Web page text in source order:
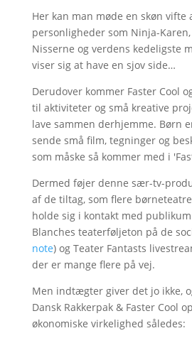
Her kan man møde en skøn vifte
personligheder som Ninja-
Nisserne og verdens kedeligste
viser sig at have en sjov side…
Derudover kommer Faster Cool
til aktiviteter og små kreative
lave sammen derhjemme. Børn
sende små film, tegninger og
som måske så kommer med i
Dermed føjer denne sær-tv-
af de tiltag, som flere
holde sig i kontakt med publikum
Blanches teaterføljeton på de
note) og Teater Fantasts
der er mange flere på vej.
Men indtægter giver det jo ikke,
Dansk Rakkerpak & Faster Cool
økonomiske virkelighed således: